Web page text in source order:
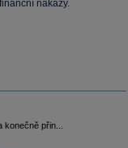
nákazy.
přin...